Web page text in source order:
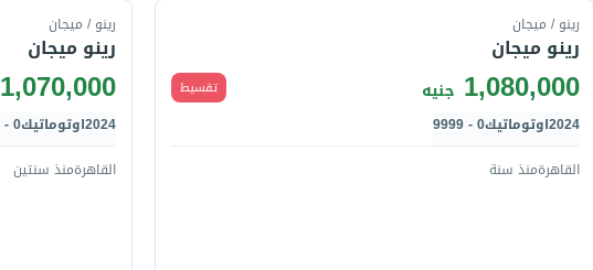
رينو / ميجان
رينو ميجان
1,080,000 جنيه تقسيط
2024اوتوماتيك0 - 9999
القاهرةمنذ سنة
رينو / ميجان
رينو ميجان
1,070,000
2024اوتوماتيك0 - 9999
القاهرةمنذ سنتين